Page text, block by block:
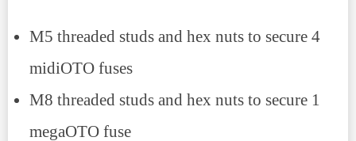
M5 threaded studs and hex nuts to secure 4
midiOTO fuses
M8 threaded studs and hex nuts to secure 1
megaOTO fuse